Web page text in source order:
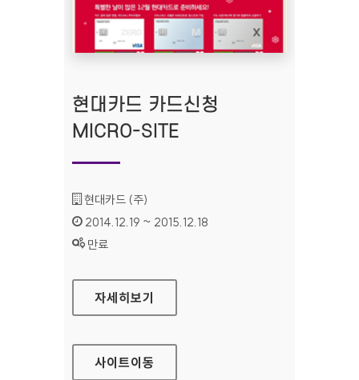
현대카드 카드신청
MICRO-SITE
기관명 :
현대카드 (주)
인증기간 :
2014.12.19 ~ 2015.12.18
상태 :
만료
현대카드 카드신청 MICRO-SITE
자세히보기
사이트이동